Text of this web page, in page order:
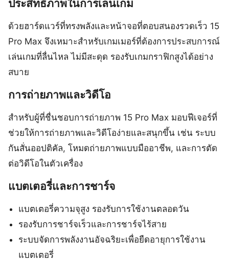
ประสิทธิภาพในการเล่นเกม
ด้วยฮาร์ดแวร์ที่ทรงพลังและหน้าจอที่ตอบสนองรวดเร็ว 15
Pro Max จึงเหมาะสำหรับเกมเมอร์ที่ต้องการประสบการณ์
เล่นเกมที่ลื่นไหล ไม่มีสะดุด รองรับเกมกราฟิกสูงได้อย่าง
สบาย
การถ่ายภาพและวิดีโอ
สำหรับผู้ที่ชื่นชอบการถ่ายภาพ 15 Pro Max มอบฟีเจอร์ที่
ช่วยให้การถ่ายภาพและวิดีโอง่ายและสนุกขึ้น เช่น ระบบ
กันสั่นออปติคัล, โหมดถ่ายภาพแบบมืออาชีพ, และการตัด
ต่อวิดีโอในตัวเครื่อง
แบตเตอรี่และการชาร์จ
แบตเตอรี่ความจุสูง รองรับการใช้งานตลอดวัน
รองรับการชาร์จเร็วและการชาร์จไร้สาย
ระบบจัดการพลังงานอัจฉริยะเพื่อยืดอายุการใช้งาน
แบตเตอรี่